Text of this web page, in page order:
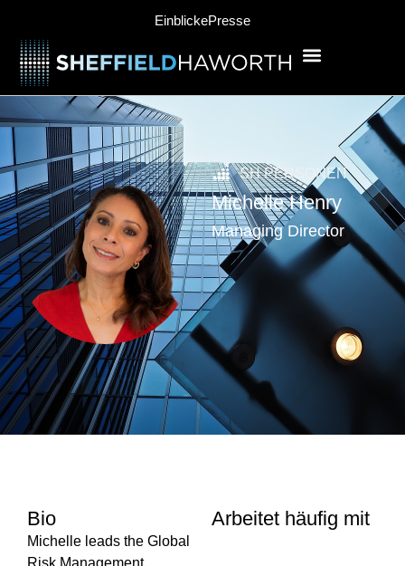
EinblickePresse
SH PERSONEN
Michelle Henry
Managing Director
Bio
Michelle leads the Global
Risk Management,
Arbeitet häufig mit